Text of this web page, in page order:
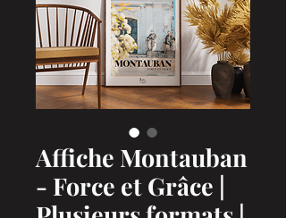
Affiche Montauban
- Force et Grâce |